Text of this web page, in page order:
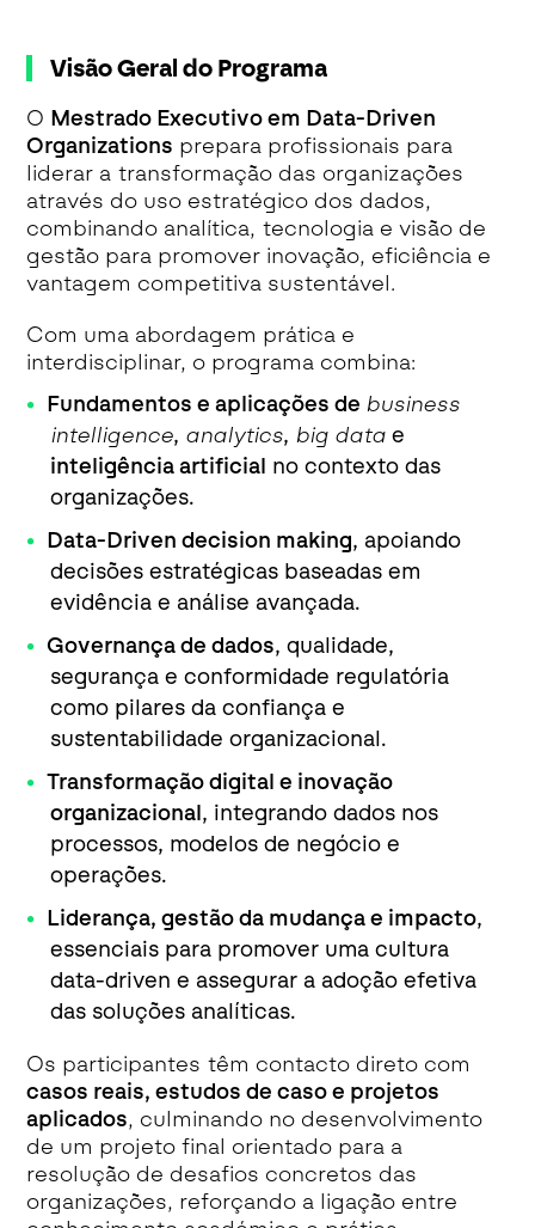
Visão Geral do Programa
O Mestrado Executivo em Data-Driven
Organizations prepara profissionais para
liderar a transformação das organizações
através do uso estratégico dos dados,
combinando analítica, tecnologia e visão de
gestão para promover inovação, eficiência e
vantagem competitiva sustentável.
Com uma abordagem prática e
interdisciplinar, o programa combina:
Fundamentos e aplicações de business
intelligence, analytics, big data e
inteligência artificial no contexto das
organizações.
Data-Driven decision making, apoiando
decisões estratégicas baseadas em
evidência e análise avançada.
Governança de dados, qualidade,
segurança e conformidade regulatória
como pilares da confiança e
sustentabilidade organizacional.
Transformação digital e inovação
organizacional, integrando dados nos
processos, modelos de negócio e
operações.
Liderança, gestão da mudança e impacto,
essenciais para promover uma cultura
data-driven e assegurar a adoção efetiva
das soluções analíticas.
Os participantes têm contacto direto com
casos reais, estudos de caso e projetos
aplicados, culminando no desenvolvimento
de um projeto final orientado para a
resolução de desafios concretos das
organizações, reforçando a ligação entre